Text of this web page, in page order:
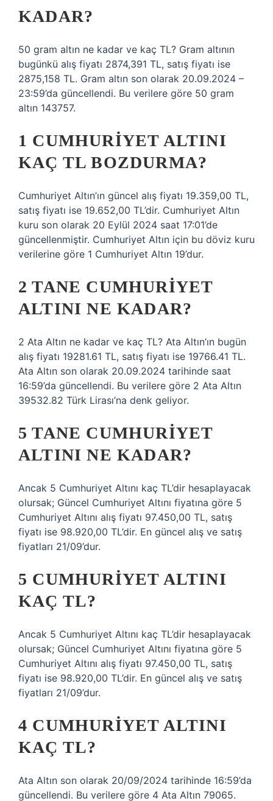
KADAR?
50 gram altın ne kadar ve kaç TL? Gram altının
bugünkü alış fiyatı 2874,391 TL, satış fiyatı ise
2875,158 TL. Gram altın son olarak 20.09.2024 –
23:59’da güncellendi. Bu verilere göre 50 gram
altın 143757.
1 CUMHURIYET ALTINI
KAÇ TL BOZDURMA?
Cumhuriyet Altın’ın güncel alış fiyatı 19.359,00 TL,
satış fiyatı ise 19.652,00 TL’dir. Cumhuriyet Altın
kuru son olarak 20 Eylül 2024 saat 17:01’de
güncellenmiştir. Cumhuriyet Altın için bu döviz kuru
verilerine göre 1 Cumhuriyet Altın 19’dur.
2 TANE CUMHURIYET
ALTINI NE KADAR?
2 Ata Altın ne kadar ve kaç TL? Ata Altın’ın bugün
alış fiyatı 19281.61 TL, satış fiyatı ise 19766.41 TL.
Ata Altın son olarak 20.09.2024 tarihinde saat
16:59’da güncellendi. Bu verilere göre 2 Ata Altın
39532.82 Türk Lirası’na denk geliyor.
5 TANE CUMHURIYET
ALTINI NE KADAR?
Ancak 5 Cumhuriyet Altını kaç TL’dir hesaplayacak
olursak; Güncel Cumhuriyet Altını fiyatına göre 5
Cumhuriyet Altını alış fiyatı 97.450,00 TL, satış
fiyatı ise 98.920,00 TL’dir. En güncel alış ve satış
fiyatları 21/09’dur.
5 CUMHURIYET ALTINI
KAÇ TL?
Ancak 5 Cumhuriyet Altını kaç TL’dir hesaplayacak
olursak; Güncel Cumhuriyet Altını fiyatına göre 5
Cumhuriyet Altını alış fiyatı 97.450,00 TL, satış
fiyatı ise 98.920,00 TL’dir. En güncel alış ve satış
fiyatları 21/09’dur.
4 CUMHURIYET ALTINI
KAÇ TL?
Ata Altın son olarak 20/09/2024 tarihinde 16:59’da
güncellendi. Bu verilere göre 4 Ata Altın 79065.